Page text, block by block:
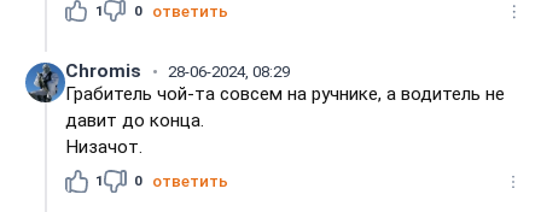
1 0 ответить
Chromis 28-06-2024, 08:29
Грабитель чой-та совсем на ручнике, а водитель не
давит до конца.
Низачот.
1 0 ответить